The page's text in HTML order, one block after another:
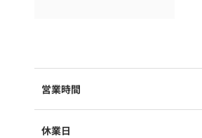
営業時間
休業日